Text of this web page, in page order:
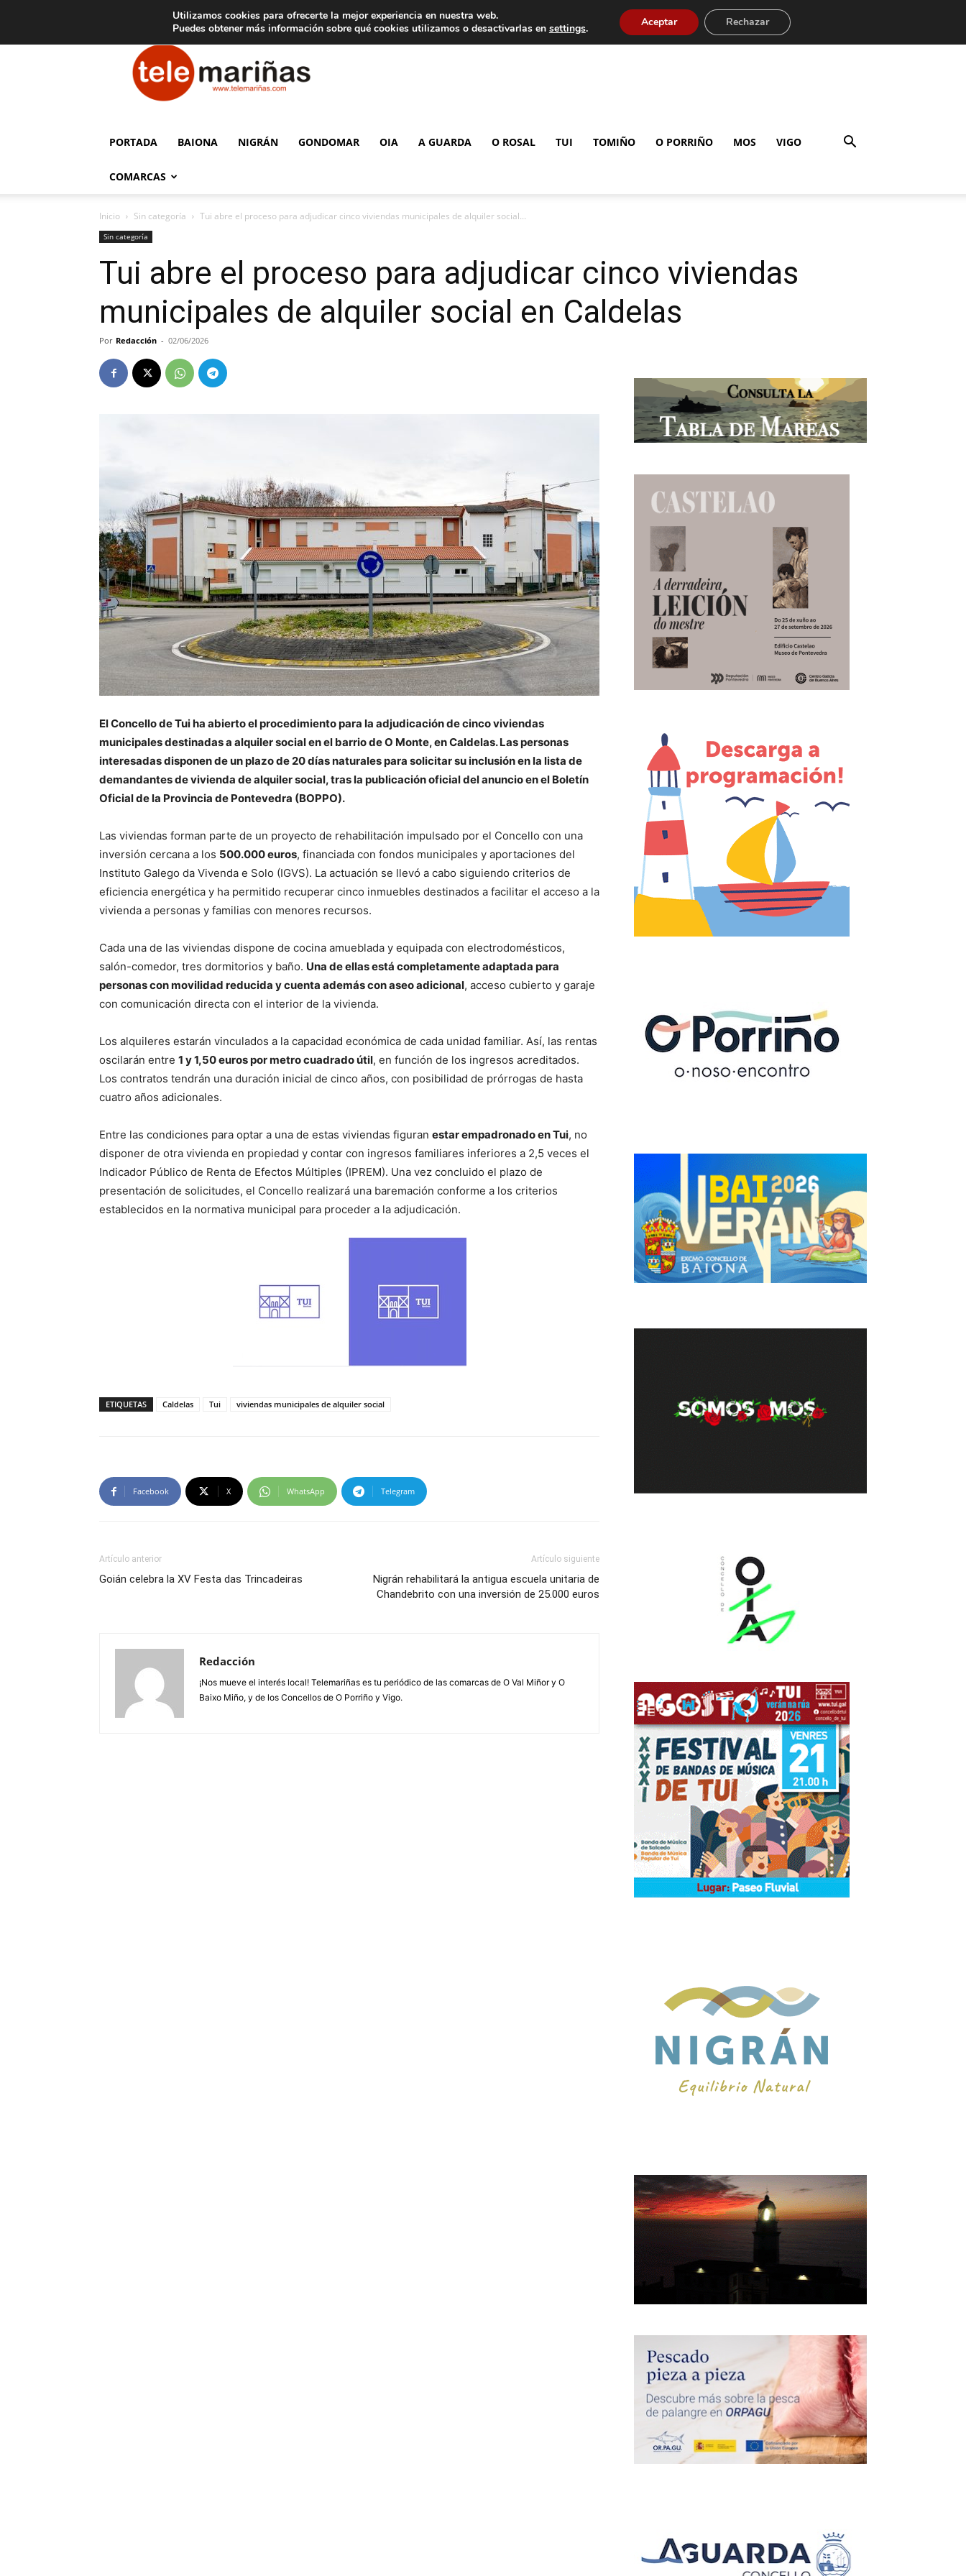
Aviso legal Tarifas de publicidad
Telemariñas
PORTADA BAIONA NIGRÁN GONDOMAR OIA A GUARDA O ROSAL TUI TOMIÑO O PORRIÑO MOS VIGO
COMARCAS
Inicio Sin categoría Tui abre el proceso para adjudicar cinco viviendas municipales de alquiler social...
Sin categoría
Tui abre el proceso para adjudicar cinco viviendas
municipales de alquiler social en Caldelas
Por Redacción - 02/06/2026
El Concello de Tui ha abierto el procedimiento para la adjudicación de cinco viviendas
municipales destinadas a alquiler social en el barrio de O Monte, en Caldelas. Las personas
interesadas disponen de un plazo de 20 días naturales para solicitar su inclusión en la lista de
demandantes de vivienda de alquiler social, tras la publicación oficial del anuncio en el Boletín
Oficial de la Provincia de Pontevedra (BOPPO).
Las viviendas forman parte de un proyecto de rehabilitación impulsado por el Concello con una
inversión cercana a los 500.000 euros, financiada con fondos municipales y aportaciones del
Instituto Galego da Vivenda e Solo (IGVS). La actuación se llevó a cabo siguiendo criterios de
eficiencia energética y ha permitido recuperar cinco inmuebles destinados a facilitar el acceso a la
vivienda a personas y familias con menores recursos.
Cada una de las viviendas dispone de cocina amueblada y equipada con electrodomésticos,
salón-comedor, tres dormitorios y baño. Una de ellas está completamente adaptada para
personas con movilidad reducida y cuenta además con aseo adicional, acceso cubierto y garaje
con comunicación directa con el interior de la vivienda.
Los alquileres estarán vinculados a la capacidad económica de cada unidad familiar. Así, las rentas
oscilarán entre 1 y 1,50 euros por metro cuadrado útil, en función de los ingresos acreditados.
Los contratos tendrán una duración inicial de cinco años, con posibilidad de prórrogas de hasta
cuatro años adicionales.
Entre las condiciones para optar a una de estas viviendas figuran estar empadronado en Tui, no
disponer de otra vivienda en propiedad y contar con ingresos familiares inferiores a 2,5 veces el
Indicador Público de Renta de Efectos Múltiples (IPREM). Una vez concluido el plazo de
presentación de solicitudes, el Concello realizará una baremación conforme a los criterios
establecidos en la normativa municipal para proceder a la adjudicación.
ETIQUETAS Caldelas Tui viviendas municipales de alquiler social
Facebook X WhatsApp Telegram
Artículo anterior
Goián celebra la XV Festa das Trincadeiras
Artículo siguiente
Nigrán rehabilitará la antigua escuela unitaria de
Chandebrito con una inversión de 25.000 euros
Redacción
¡Nos mueve el interés local! Telemariñas es tu periódico de las comarcas de O Val Miñor y O
Baixo Miño, y de los Concellos de O Porriño y Vigo.
Utilizamos cookies para ofrecerte la mejor experiencia en nuestra web.
Puedes obtener más información sobre qué cookies utilizamos o desactivarlas en settings. Aceptar Rechazar